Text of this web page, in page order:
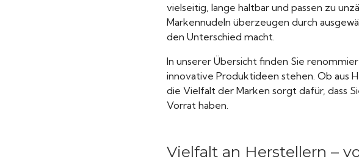
vielseitig, lange haltbar und passen zu
Markennudeln überzeugen durch
den Unterschied macht.
In unserer Übersicht finden Sie
innovative Produktideen stehen. Ob aus
die Vielfalt der Marken sorgt dafür, dass
Vorrat haben.
Vielfalt an Herstellern –